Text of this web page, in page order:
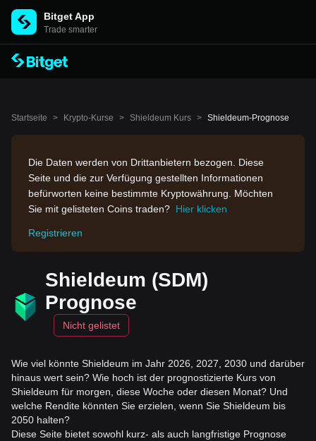
Bitget App
Trade smarter
Startseite > Krypto-Kurse > Shieldeum Kurs > Shieldeum-Prognose
Die Daten werden von Drittanbietern bezogen. Diese
Seite und die zur Verfügung gestellten Informationen
befürworten keine bestimmte Kryptowährung. Möchten
Sie mit gelisteten Coins traden? Hier klicken
Registrieren
Shieldeum (SDM)
Prognose
Nicht gelistet
Wie viel könnte Shieldeum im Jahr 2026, 2027, 2030 und darüber
hinaus wert sein? Wie hoch ist der prognostizierte Kurs von
Shieldeum für morgen, diese Woche oder diesen Monat? Und
welche Rendite könnten Sie erzielen, wenn Sie Shieldeum bis
2050 halten?
Diese Seite bietet sowohl kurz- als auch langfristige Prognose